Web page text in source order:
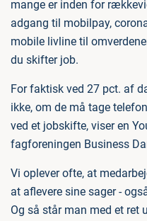
mange er inden for
adgang til mobilpay,
mobile livline til
du skifter job.
For faktisk ved 27 pct. af
ikke, om de må tage
ved et jobskifte, viser en
fagforeningen Business
Vi oplever ofte, at
at aflevere sine sager -
Og så står man med et ret